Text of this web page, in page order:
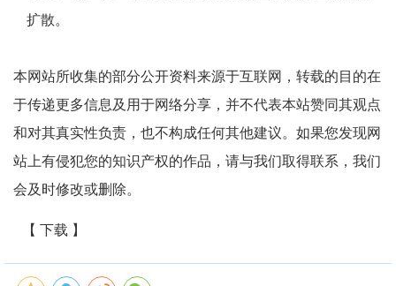
扩散。
本网站所收集的部分公开资料来源于互联网，转载的目的在
于传递更多信息及用于网络分享，并不代表本站赞同其观点
和对其真实性负责，也不构成任何其他建议。如果您发现网
站上有侵犯您的知识产权的作品，请与我们取得联系，我们
会及时修改或删除。
【 下载 】